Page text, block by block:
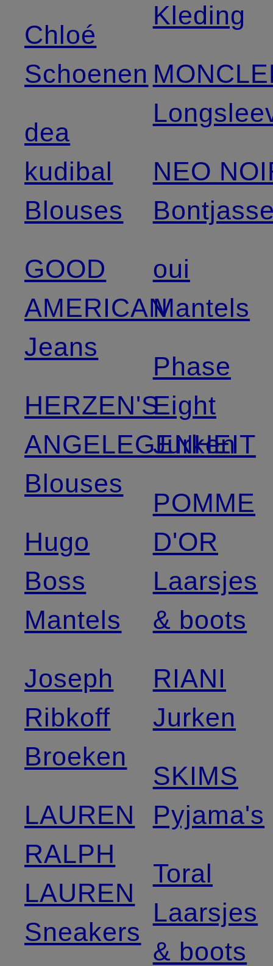
Chloé
Schoenen
dea
kudibal
Blouses
GOOD
AMERICAN
Jeans
HERZEN'S
ANGELEGENHEIT
Blouses
Hugo
Boss
Mantels
Joseph
Ribkoff
Broeken
LAUREN
RALPH
LAUREN
Sneakers
Kleding
NEO
oui
Mantels
Phase
Eight
Jurken
POMME
D'OR
Laarsjes
& boots
RIANI
Jurken
SKIMS
Pyjama's
Toral
Laarsjes
& boots